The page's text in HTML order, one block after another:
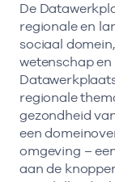
De
regionale en
sociaal
wetenschap en
regionale
gezondheid
een
omgeving –
aan de